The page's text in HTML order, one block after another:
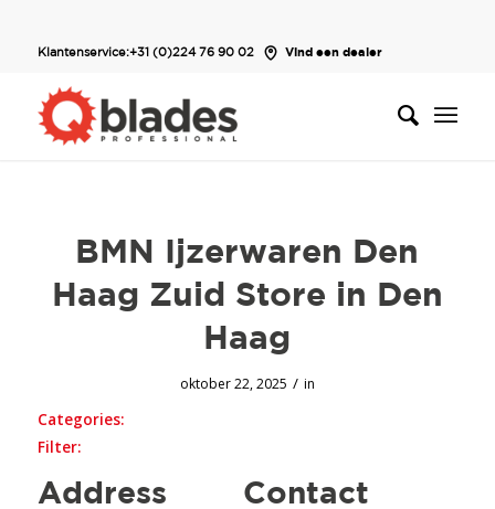
Klantenservice:+31 (0)224 76 90 02 Vind een dealer
BMN Ijzerwaren Den
Haag Zuid Store in Den
Haag
oktober 22, 2025 / in
Categories:
Filter:
Address Contact